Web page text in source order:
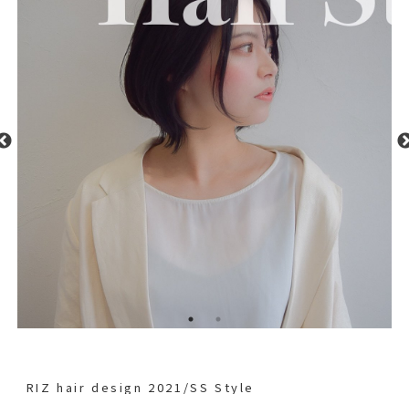
RIZ hair design 2021/SS Style